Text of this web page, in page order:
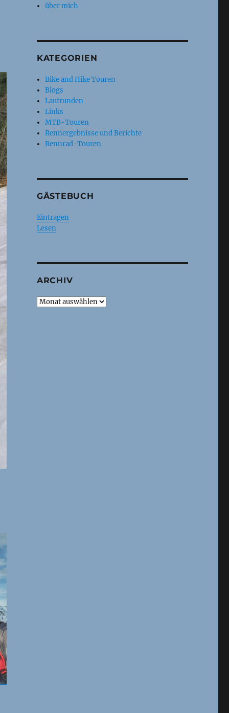
über mich
KATEGORIEN
Bike and Hike Touren
Blogs
Laufrunden
Links
MTB-Touren
Rennergebnisse und Berichte
Rennrad-Touren
GÄSTEBUCH
Eintragen
Lesen
ARCHIV
Archiv